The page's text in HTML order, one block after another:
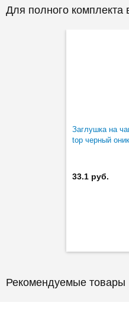
Для полного комплекта
Заглушка на
top черный
33.1 руб.
Рекомендуемые товары